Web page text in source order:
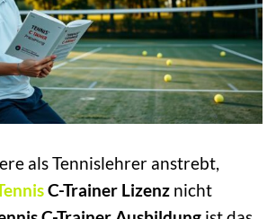
als Tennislehrer anstrebt,
C-Trainer Lizenz nicht